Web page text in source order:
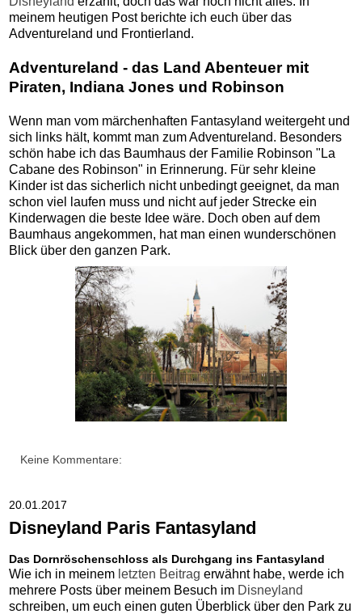
meinem heutigen Post berichte ich euch über das
Adventureland und Frontierland.
Adventureland - das Land Abenteuer mit
Piraten, Indiana Jones und Robinson
Wenn man vom märchenhaften Fantasyland weitergeht und
sich links hält, kommt man zum Adventureland. Besonders
schön habe ich das Baumhaus der Familie Robinson "La
Cabane des Robinson" in Erinnerung. Für sehr kleine
Kinder ist das sicherlich nicht unbedingt geeignet, da man
schon viel laufen muss und nicht auf jeder Strecke ein
Kinderwagen die beste Idee wäre. Doch oben auf dem
Baumhaus angekommen, hat man einen wunderschönen
Blick über den ganzen Park.
Keine Kommentare:
20.01.2017
Disneyland Paris Fantasyland
Das Dornröschenschloss als Durchgang ins Fantasyland
Wie ich in meinem letzten Beitrag erwähnt habe, werde ich
mehrere Posts über meinem Besuch im Disneyland
schreiben, um euch einen guten Überblick über den Park zu